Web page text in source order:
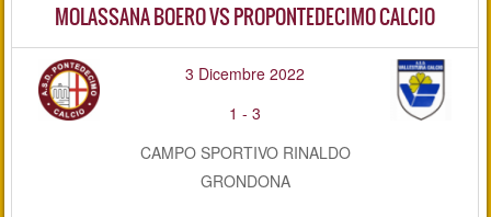
MOLASSANA BOERO VS PROPONTEDECIMO CALCIO
3 Dicembre 2022
1 -3
CAMPO SPORTIVO RINALDO
GRONDONA